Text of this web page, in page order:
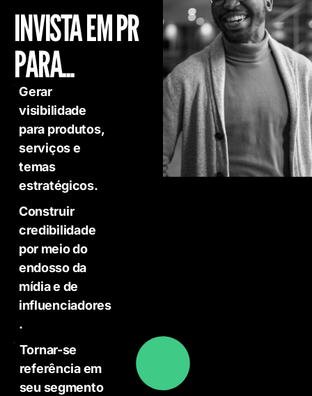
INVISTA EM PR
PARA...
Gerar
visibilidade
para produtos,
serviços e
temas
estratégicos.
Construir
credibilidade
por meio do
endosso da
mídia e de
influenciadores
.
Tornar-se
referência em
seu segmento